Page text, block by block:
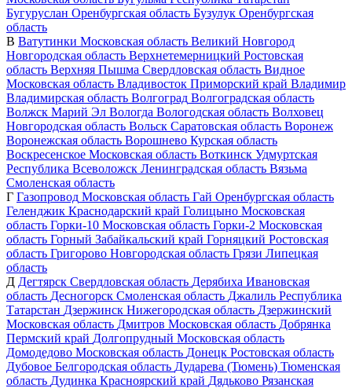
Бугуруслан Оренбургская область Бузулук Оренбургская
область
В Ватутинки Московская область Великий Новгород
Новгородская область Верхнетемерницкий Ростовская
область Верхняя Пышма Свердловская область Видное
Московская область Владивосток Приморский край Владимир
Владимирская область Волгоград Волгоградская область
Волжск Марий Эл Вологда Вологодская область Волховец
Новгородская область Вольск Саратовская область Воронеж
Воронежская область Ворошнево Курская область
Воскресенское Московская область Воткинск Удмуртская
Республика Всеволожск Ленинградская область Вязьма
Смоленская область
Г Газопровод Московская область Гай Оренбургская область
Геленджик Краснодарский край Голицыно Московская
область Горки-10 Московская область Горки-2 Московская
область Горный Забайкальский край Горняцкий Ростовская
область Григорово Новгородская область Грязи Липецкая
область
Д Дегтярск Свердловская область Дерябиха Ивановская
область Десногорск Смоленская область Джалиль Республика
Татарстан Дзержинск Нижегородская область Дзержинский
Московская область Дмитров Московская область Добрянка
Пермский край Долгопрудный Московская область
Домодедово Московская область Донецк Ростовская область
Дубовое Белгородская область Дударева (Тюмень) Тюменская
область Дудинка Красноярский край Дядьково Рязанская